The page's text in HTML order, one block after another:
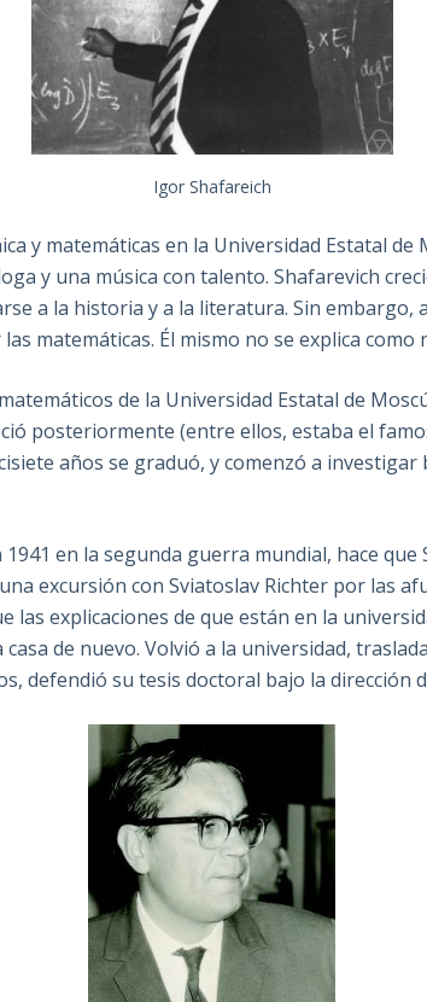
Igor Shafareich
y matemáticas en la Universidad Estatal
y una música con talento. Shafarevich
a la historia y a la literatura. Sin embargo,
matemáticas. Él mismo no se explica como
de la Universidad Estatal de
posteriormente (entre ellos, estaba el
años se graduó, y comenzó a investigar
en la segunda guerra mundial, hace que
excursión con Sviatoslav Richter por las
las explicaciones de que están en la
de nuevo. Volvió a la universidad,
defendió su tesis doctoral bajo la dirección